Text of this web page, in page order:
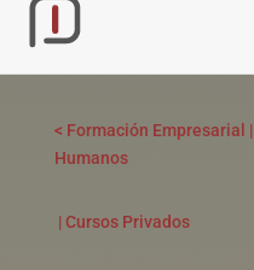
< Formación Empresarial |
Humanos
|Cursos Privados